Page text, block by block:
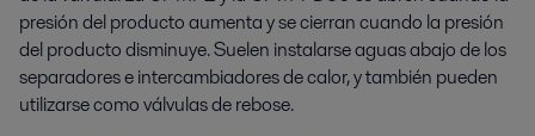
presión del producto aumenta y se cierran cuando la presión
del producto disminuye. Suelen instalarse aguas abajo de los
separadores e intercambiadores de calor, y también pueden
utilizarse como válvulas de rebose.